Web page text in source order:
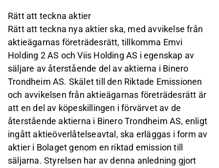
Rätt att teckna aktier
Rätt att teckna nya aktier ska, med avvikelse från
aktieägarnas företrädesrätt, tillkomma Emvi
Holding 2 AS och Viis Holding AS i egenskap av
säljare av återstående del av aktierna i Binero
Trondheim AS. Skälet till den Riktade Emissionen
och avvikelsen från aktieägarnas företrädesrätt är
att en del av köpeskillingen i förvärvet av de
återstående aktierna i Binero Trondheim AS, enligt
ingått aktieöverlåtelseavtal, ska erläggas i form av
aktier i Bolaget genom en riktad emission till
säljarna. Styrelsen har av denna anledning gjort